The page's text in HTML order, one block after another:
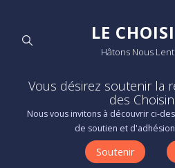
LE
Hâtons Nous
Vous désirez soutenir la
des
Nous vous invitons à découvrir ci-
de soutien et
Soutenir